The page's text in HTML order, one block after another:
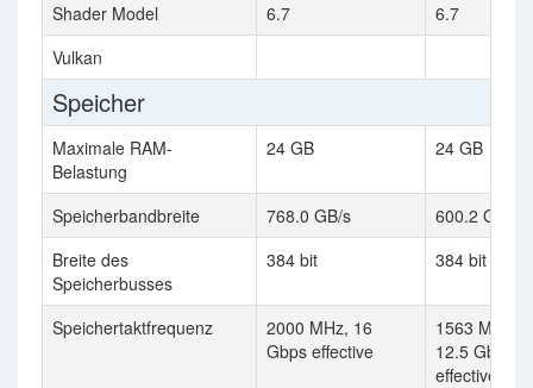
Shader Model
6.7
6.7
Vulkan
Speicher
Maximale RAM-
Belastung
24 GB 24 GB
Speicherbandbreite 768.0 GB/s
600.2 GB/s
Breite des
Speicherbusses
384 bit 384 bit
Speichertaktfrequenz
2000 MHz, 16
Gbps effective
1563 MHz,
12.5 Gbps
effective